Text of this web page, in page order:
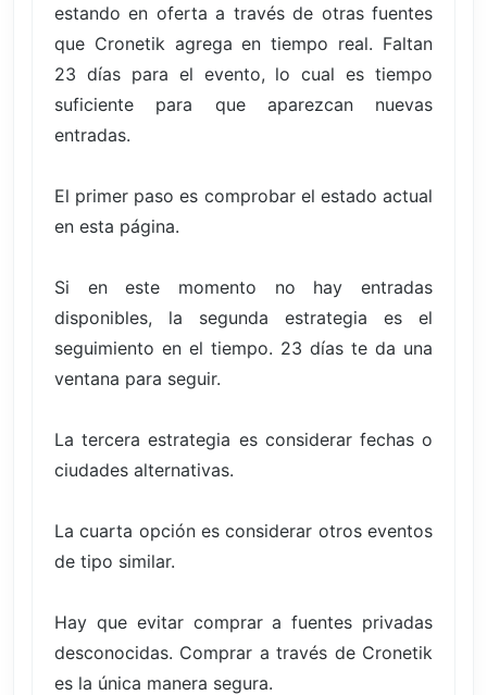
estando en oferta a través de otras fuentes
que Cronetik agrega en tiempo real. Faltan
23 días para el evento, lo cual es tiempo
suficiente para que aparezcan nuevas
entradas.
El primer paso es comprobar el estado actual
en esta página.
Si en este momento no hay entradas
disponibles, la segunda estrategia es el
seguimiento en el tiempo. 23 días te da una
ventana para seguir.
La tercera estrategia es considerar fechas o
ciudades alternativas.
La cuarta opción es considerar otros eventos
de tipo similar.
Hay que evitar comprar a fuentes privadas
desconocidas. Comprar a través de Cronetik
es la única manera segura.